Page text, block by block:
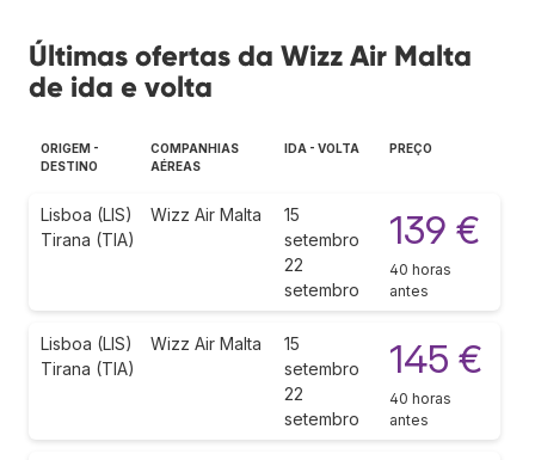
Últimas ofertas da Wizz Air Malta
de ida e volta
ORIGEM -
DESTINO
COMPANHIAS
AÉREAS
IDA - VOLTA PREÇO
Lisboa (LIS)
Tirana (TIA)
Wizz Air Malta
15
setembro
22
setembro
139 €
40 horas
antes
Lisboa (LIS)
Tirana (TIA)
Wizz Air Malta
15
setembro
22
setembro
145 €
40 horas
antes